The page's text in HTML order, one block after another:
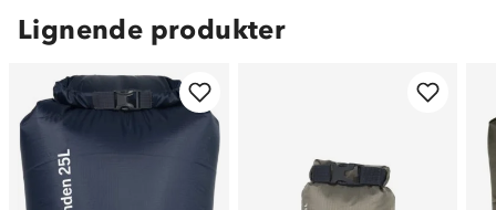
Lignende produkter